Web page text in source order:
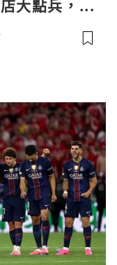
大點兵，深
人料理與南